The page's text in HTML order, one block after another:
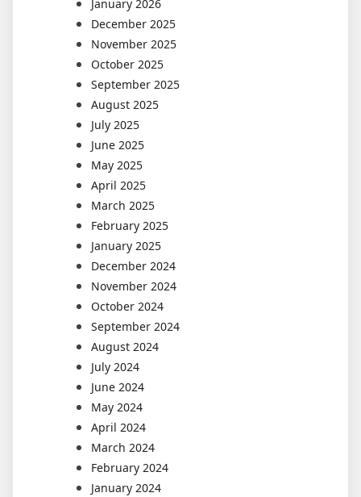
January 2026
December 2025
November 2025
October 2025
September 2025
August 2025
July 2025
June 2025
May 2025
April 2025
March 2025
February 2025
January 2025
December 2024
November 2024
October 2024
September 2024
August 2024
July 2024
June 2024
May 2024
April 2024
March 2024
February 2024
January 2024